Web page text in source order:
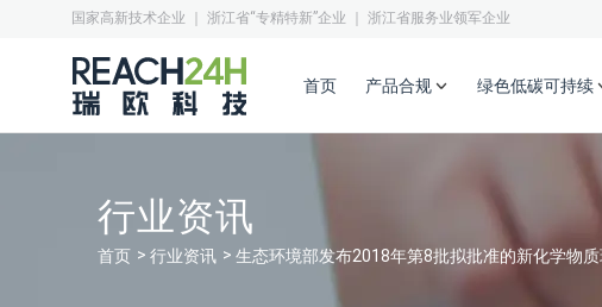
国家高新技术企业 ｜ 浙江省“专精特新”企业 ｜ 浙江省服务业领军企业
首页 产品合规 绿色低碳可持续
行业资讯
首页 行业资讯 生态环境部发布2018年第8批拟批准的新化学物